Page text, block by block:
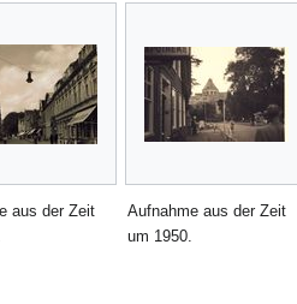
aus der Zeit
Aufnahme aus der Zeit
um 1950.